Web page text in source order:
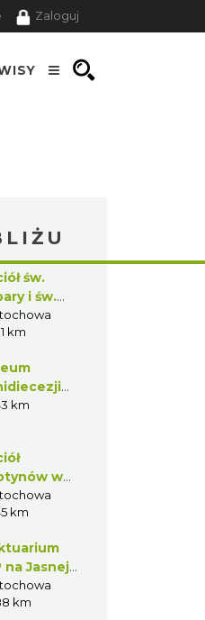
Zaloguj
św.
i św.
w
km
km
w
km
na Jasnej
w
km